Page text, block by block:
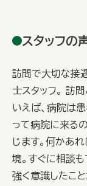
スタッフの
訪問で大切な接
士スタッフ。 訪
いえば、病院は
って病院に来る
じます。何かあ
境。すぐに相談も
強く意識したこと